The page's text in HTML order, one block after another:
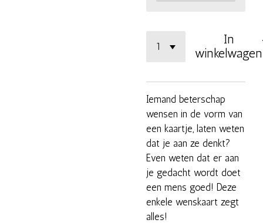
In
winkelwagen
Iemand beterschap
wensen in de vorm van
een kaartje, laten weten
dat je aan ze denkt?
Even weten dat er aan
je gedacht wordt doet
een mens goed! Deze
enkele wenskaart zegt
alles!